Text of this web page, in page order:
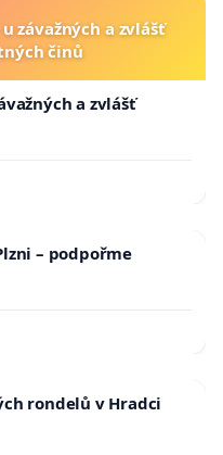
závažných a zvlášť
činů
a zvlášť
– podpořme
rondelů v Hradci